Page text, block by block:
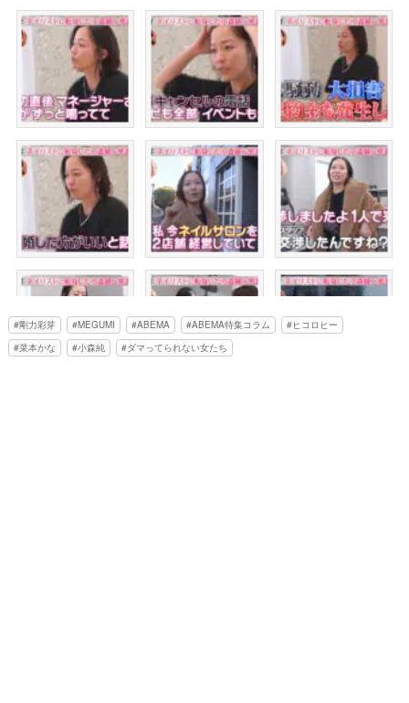
剛力彩芽 MEGUMI ABEMA ABEMA特集コラム
ヒコロヒー
菜本かな
小森純 ダマってられない女たち